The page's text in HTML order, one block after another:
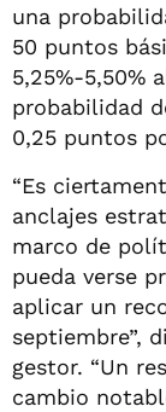
una
50 puntos
5,25%-5,50%
probabilidad
0,25 puntos
“Es
anclajes
marco de
pueda verse
aplicar un
septiembre”,
gestor. “Un
cambio